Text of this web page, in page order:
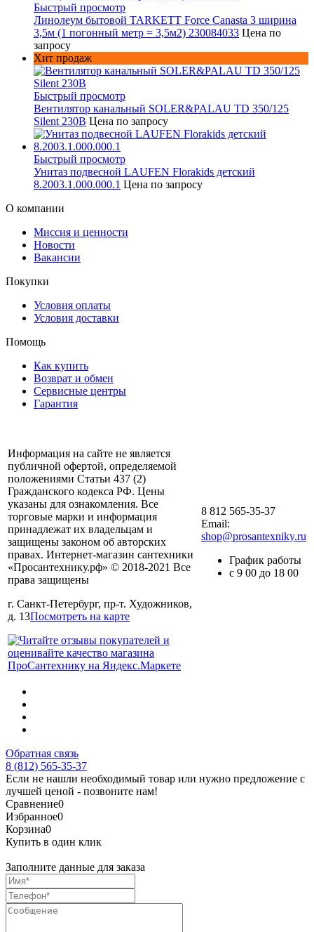
Быстрый просмотр
Линолеум бытовой TARKETT Force Canasta 3 ширина
3,5м (1 погонный метр = 3,5м2) 230084033 Цена по
запросу
Хит продаж
Быстрый просмотр
Вентилятор канальный SOLER&PALAU TD 350/125
Silent 230В Цена по запросу
Быстрый просмотр
Унитаз подвесной LAUFEN Florakids детский
8.2003.1.000.000.1 Цена по запросу
О компании
Миссия и ценности
Новости
Вакансии
Покупки
Условия оплаты
Условия доставки
Помощь
Как купить
Возврат и обмен
Сервисные центры
Гарантия
Информация на сайте не является
публичной офертой, определяемой
положениями Статьи 437 (2)
Гражданского кодекса РФ. Цены
указаны для ознакомления. Все
торговые марки и информация
принадлежат их владельцам и
защищены законом об авторских
правах. Интернет-магазин сантехники
«Просантехнику.рф» © 2018-2021 Все
права защищены
г. Санкт-Петербург, пр-т. Художников,
д. 13Посмотреть на карте
8 812 565-35-37
Email:
shop@prosantexniky.ru
График работы
с 9 00 до 18 00
Обратная связь
8 (812) 565-35-37
Если не нашли необходимый товар или нужно предложение с
лучшей ценой - позвоните нам!
Сравнение0
Избранное0
Корзина0
Купить в один клик
Заполните данные для заказа